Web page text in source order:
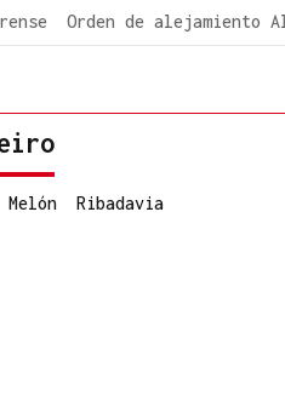
Orden de alejamiento
Melón Ribadavia